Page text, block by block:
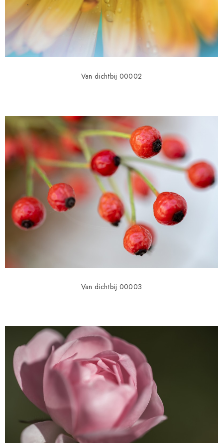
Van dichtbij 00002
Van dichtbij 00003